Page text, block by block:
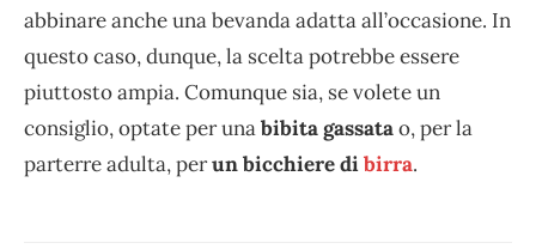
abbinare anche una bevanda adatta all’occasione. In
questo caso, dunque, la scelta potrebbe essere
piuttosto ampia. Comunque sia, se volete un
consiglio, optate per unabibita gassatao, per la
parterre adulta, perun bicchiere dibirra.